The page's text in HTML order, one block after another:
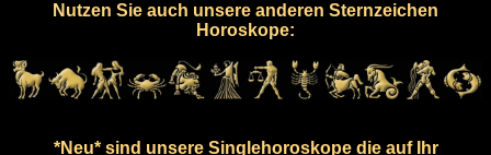
Nutzen Sie auch unsere anderen Sternzeichen
Horoskope:
*Neu* sind unsere Singlehoroskope die auf Ihr